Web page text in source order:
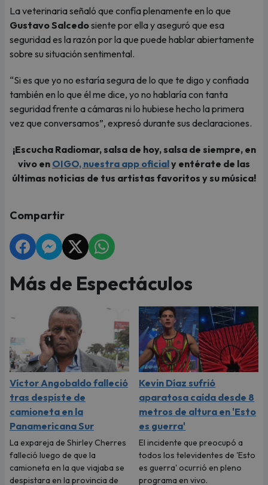
La veterinaria señaló que confía plenamente en lo que
Gustavo Salcedosiente por ella y aseguró que esa
seguridad es la razón por la que puede hablar abiertamente
sobre su situación sentimental.
“Si es que yo no estaría segura de lo que te digo y confiada
también en lo que él me dice, yo no hablaría con tanta
seguridad frente a cámaras ni lo hubiese hecho la primera
vez que conversamos”, expresó durante sus declaraciones.
¡Escucha Radiomar, salsa de hoy, salsa de siempre, en
vivo en OIGO, nuestra app oficialy entérate de las
últimas noticias de tus artistas favoritos y su música!
Compartir
Más de Espectáculos
Víctor Angobaldo falleció
tras despiste de
camioneta en la
Panamericana Sur
La expareja de Shirley Cherres
falleció luego de que la
camioneta en la que viajaba se
despistara en la provincia de
Kevin Díaz sufrió
aparatosa caída desde 8
metros de altura en 'Esto
es guerra'
El incidente que preocupó a
todos los televidentes de 'Esto
es guerra' ocurrió en pleno
programa en vivo.